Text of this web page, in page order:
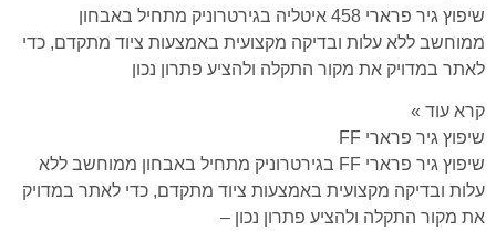
שיפוץ גיר פרארי 458 איטליה בגירטרוניק מתחיל באבחון
ממוחשב ללא עלות ובדיקה מקצועית באמצעות ציוד מתקדם, כדי
לאתר במדויק את מקור התקלה ולהציע פתרון נכון
קרא עוד »
שיפוץ גיר פרארי FF
שיפוץ גיר פרארי FF בגירטרוניק מתחיל באבחון ממוחשב ללא
עלות ובדיקה מקצועית באמצעות ציוד מתקדם, כדי לאתר במדויק
את מקור התקלה ולהציע פתרון נכון –